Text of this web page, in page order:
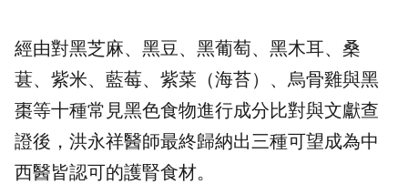
經由對黑芝麻、黑豆、黑葡萄、黑木耳、桑
葚、紫米、藍莓、紫菜（海苔）、烏骨雞與黑
棗等十種常見黑色食物進行成分比對與文獻查
證後，洪永祥醫師最終歸納出三種可望成為中
西醫皆認可的護腎食材。